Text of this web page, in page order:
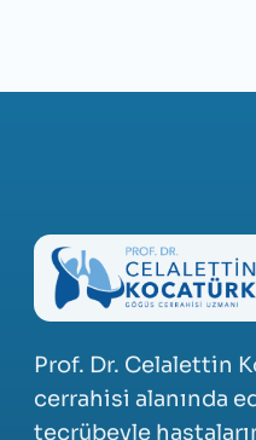
Prof. Dr. Celalettin
cerrahisi alanında
tecrübeyle